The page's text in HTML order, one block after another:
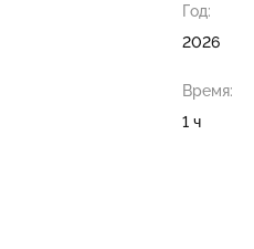
Год:
2026
Время:
1 ч